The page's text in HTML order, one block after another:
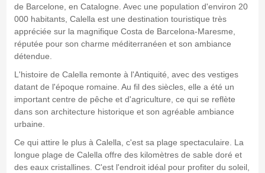
de Barcelone, en Catalogne. Avec une population d'environ 20
000 habitants, Calella est une destination touristique très
appréciée sur la magnifique Costa de Barcelona-Maresme,
réputée pour son charme méditerranéen et son ambiance
détendue.
L'histoire de Calella remonte à l'Antiquité, avec des vestiges
datant de l'époque romaine. Au fil des siècles, elle a été un
important centre de pêche et d'agriculture, ce qui se reflète
dans son architecture historique et son agréable ambiance
urbaine.
Ce qui attire le plus à Calella, c'est sa plage spectaculaire. La
longue plage de Calella offre des kilomètres de sable doré et
des eaux cristallines. C'est l'endroit idéal pour profiter du soleil,